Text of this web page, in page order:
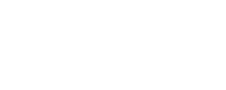
101.6 кВт